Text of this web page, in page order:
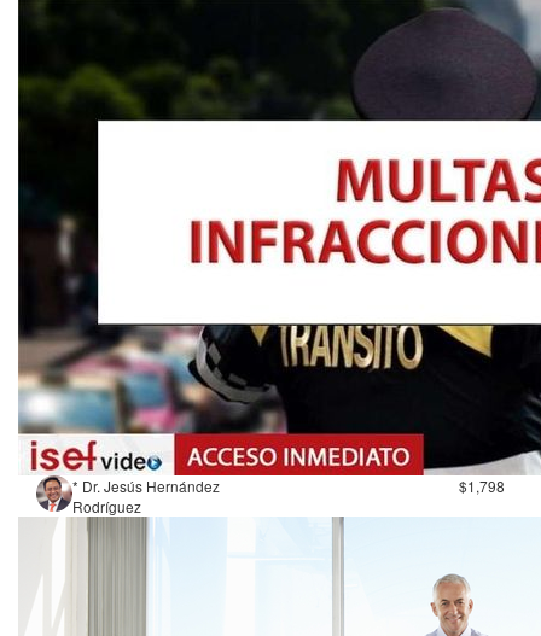
* Dr. Jesús Hernández
Rodríguez
$1,798